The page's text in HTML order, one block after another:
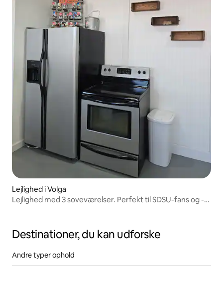
Lejlighed i Volga
Lejlighed med 3 soveværelser. Perfekt til SDSU-fans og -
Destinationer, du kan udforske
Andre typer ophold